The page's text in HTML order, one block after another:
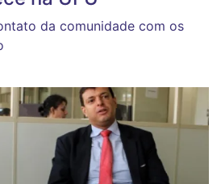
da comunidade com os